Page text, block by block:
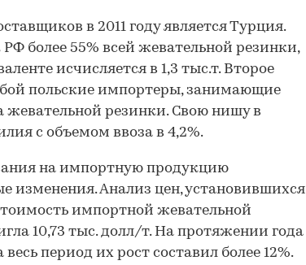
в 2011 году является Турция.
более 55% всей жевательной резинки,
исчисляется в 1,3 тыс.т. Второе
польские импортеры, занимающие
жевательной резинки. Свою нишу в
с объемом ввоза в 4,2%.
на импортную продукцию
изменения. Анализ цен, установившихся
импортной жевательной
10,73 тыс. долл/т. На протяжении года
период их рост составил более 12%.